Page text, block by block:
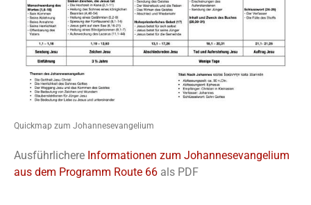
Quickmap zum Johannesevangelium
Ausführlichere Informationen zum Johannesevangelium
aus dem Programm Route 66 als PDF